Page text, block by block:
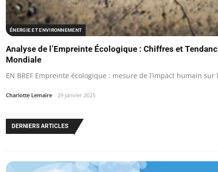
ÉNERGIE ET ENVIRONNEMENT
Analyse de l’Empreinte Écologique : Chiffres et
Mondiale
EN BREF Empreinte écologique : mesure de l’impact humain sur
Charlotte Lemaire 29 janvier 2025
DERNIERS ARTICLES